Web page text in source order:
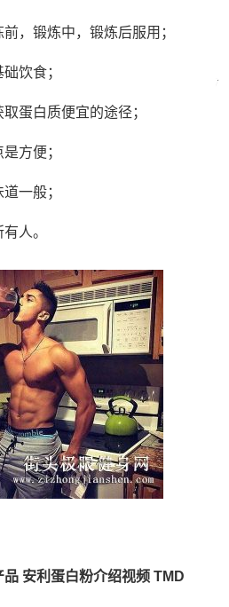
，锻炼中，锻炼后服用；
饮食；
蛋白质便宜的途径；
方便；
一般；
人。
安利蛋白粉介绍视频 TMD